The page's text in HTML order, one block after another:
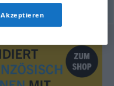
Akzeptieren